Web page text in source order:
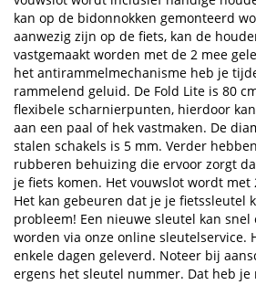
kan op de bidonnokken gemonteerd
aanwezig zijn op de fiets, kan de
vastgemaakt worden met de 2 mee
het antirammelmechanisme heb je
rammelend geluid. De Fold Lite is 80
flexibele scharnierpunten, hierdoor
aan een paal of hek vastmaken. De
stalen schakels is 5 mm. Verder
rubberen behuizing die ervoor zorgt
je fiets komen. Het vouwslot wordt met
Het kan gebeuren dat je je fietssleutel
probleem! Een nieuwe sleutel kan
worden via onze online sleutelservice.
enkele dagen geleverd. Noteer bij
ergens het sleutel nummer. Dat heb je